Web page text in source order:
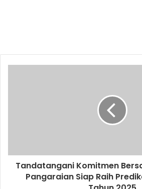
Tandatangani Komitmen
Pangaraian Siap Raih